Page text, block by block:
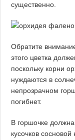
существенно.
Обратите
этого цветка
поскольку корни
нуждаются в
непрозрачном
погибнет.
В горшочке
кусочков